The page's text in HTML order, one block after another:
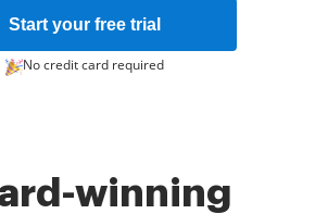
Start your free trial
No credit card required
winning